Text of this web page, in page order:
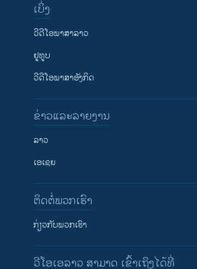
ເບິ່ງ
ວີດີໂອພາສາລາວ
ຢູທູບ
ວີດີໂອພາສາອັງກິດ
ຂ່າວແລະລາຍງານ
ລາວ
ເອເຊຍ
ຕິດຕໍ່ພວກເຮົາ
ກ່ຽວກັບພວກເຮົາ
ວີໂອເອລາວ ສາມາດ ເຂົ້າເຖິງໄດ້ທີ່